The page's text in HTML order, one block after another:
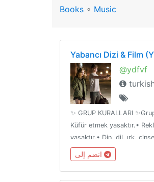
Books ∘ Music
Yabancı Dizi & Film
@ydfvf
✨ GRUP KURALLARI
Küfür etmek yasaktır.•
yasaktır.• Din, dil, ırk,
film dışı muhabbet etmek
paylaşımı ve kişileri